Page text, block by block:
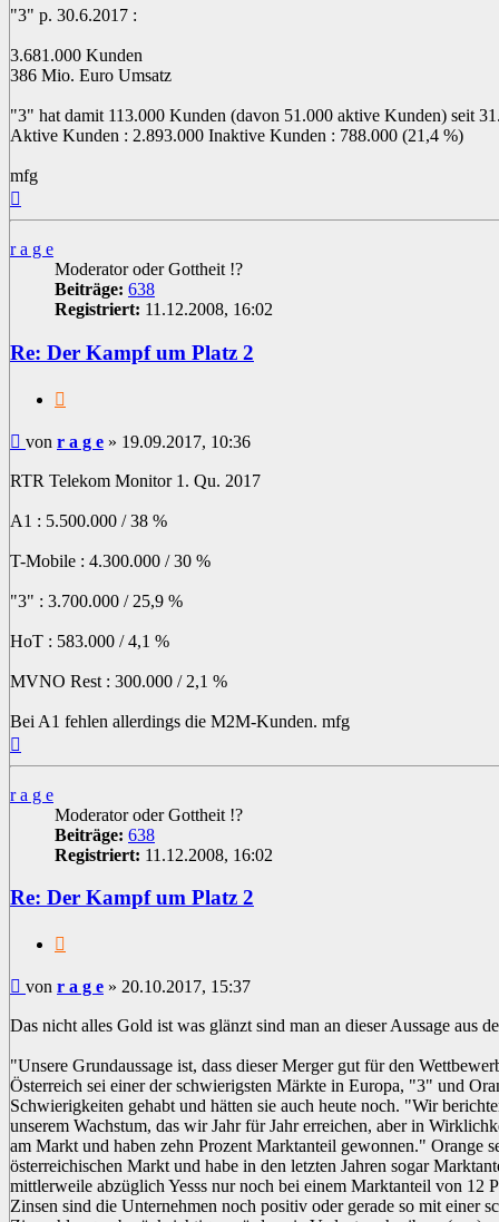
"3" p. 30.6.2017 :
3.681.000 Kunden
386 Mio. Euro Umsatz
"3" hat damit 113.000 Kunden (davon 51.000 aktive Kunden) seit
Aktive Kunden : 2.893.000 Inaktive Kunden : 788.000 (21,4 %)
mfg
r a g e
Moderator oder Gottheit !?
Beiträge: 638
Registriert: 11.12.2008, 16:02
Re: Der Kampf um Platz 2
Beitrag
von r a g e » 19.09.2017, 10:36
RTR Telekom Monitor 1. Qu. 2017
A1 : 5.500.000 / 38 %
T-Mobile : 4.300.000 / 30 %
"3" : 3.700.000 / 25,9 %
HoT : 583.000 / 4,1 %
MVNO Rest : 300.000 / 2,1 %
Bei A1 fehlen allerdings die M2M-Kunden. mfg
r a g e
Moderator oder Gottheit !?
Beiträge: 638
Registriert: 11.12.2008, 16:02
Re: Der Kampf um Platz 2
Beitrag
von r a g e » 20.10.2017, 15:37
Das nicht alles Gold ist was glänzt sind man an dieser Aussage aus
"Unsere Grundaussage ist, dass dieser Merger gut für den
Österreich sei einer der schwierigsten Märkte in Europa, "3" und
Schwierigkeiten gehabt und hätten sie auch heute noch. "Wir
unserem Wachstum, das wir Jahr für Jahr erreichen, aber in
am Markt und haben zehn Prozent Marktanteil gewonnen." Orange
österreichischen Markt und habe in den letzten Jahren sogar
mittlerweile abzüglich Yesss nur noch bei einem Marktanteil von 12
Zinsen sind die Unternehmen noch positiv oder gerade so mit einer